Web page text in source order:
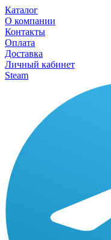
Каталог
О компании
Контакты
Оплата
Доставка
Личный кабинет
Steam